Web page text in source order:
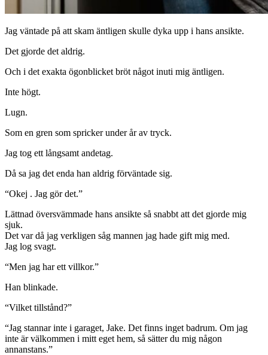
Jag väntade på att skam äntligen skulle dyka upp i hans ansikte.
Det gjorde det aldrig.
Och i det exakta ögonblicket bröt något inuti mig äntligen.
Inte högt.
Lugn.
Som en gren som spricker under år av tryck.
Jag tog ett långsamt andetag.
Då sa jag det enda han aldrig förväntade sig.
“Okej . Jag gör det.”
Lättnad översvämmade hans ansikte så snabbt att det gjorde mig
sjuk.
Det var då jag verkligen såg mannen jag hade gift mig med.
Jag log svagt.
“Men jag har ett villkor.”
Han blinkade.
“Vilket tillstånd?”
“Jag stannar inte i garaget, Jake. Det finns inget badrum. Om jag
inte är välkommen i mitt eget hem, så sätter du mig någon
annanstans.”